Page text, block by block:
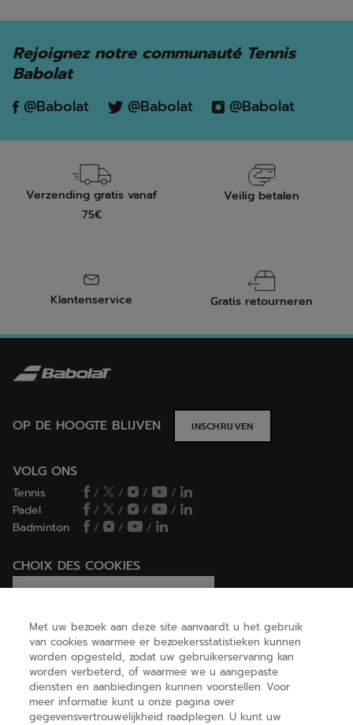
Rejoignez notre communauté Tennis
Babolat
@Babolat @Babolat @Babolat
Verzending gratis vanaf
75€
Veilig betalen
Klantenservice Gratis retourneren
OP DE HOOGTE BLIJVEN INSCHRIJVEN
VOLG ONS
Tennis / / /
/
Padel
/ / /
/
Badminton
/ / /
CHOIX DES COOKIES
Ik stel cookies in/Ik weiger cookies
HELP
OVER ONS
Met uw bezoek aan deze site aanvaardt u het gebruik
van cookies waarmee er bezoekersstatistieken kunnen
worden opgesteld, zodat uw gebruikerservaring kan
worden verbeterd, of waarmee we u aangepaste
diensten en aanbiedingen kunnen voorstellen. Voor
meer informatie kunt u onze pagina over
gegevensvertrouwelijkheid raadplegen. U kunt uw